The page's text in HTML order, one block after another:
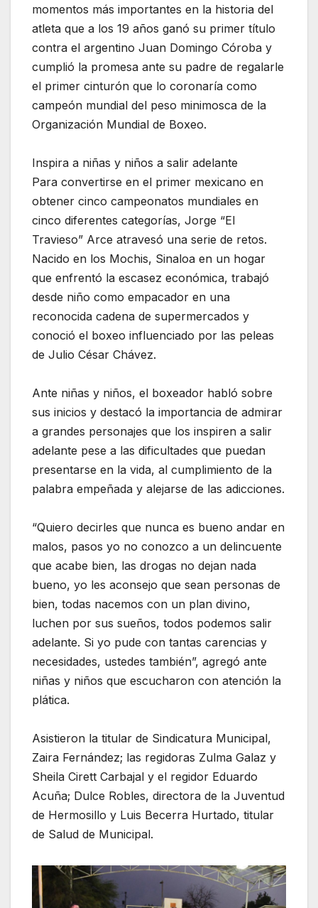
momentos más importantes en la historia del
atleta que a los 19 años ganó su primer título
contra el argentino Juan Domingo Córoba y
cumplió la promesa ante su padre de regalarle
el primer cinturón que lo coronaría como
campeón mundial del peso minimosca de la
Organización Mundial de Boxeo.
Inspira a niñas y niños a salir adelante
Para convertirse en el primer mexicano en
obtener cinco campeonatos mundiales en
cinco diferentes categorías, Jorge “El
Travieso” Arce atravesó una serie de retos.
Nacido en los Mochis, Sinaloa en un hogar
que enfrentó la escasez económica, trabajó
desde niño como empacador en una
reconocida cadena de supermercados y
conoció el boxeo influenciado por las peleas
de Julio César Chávez.
Ante niñas y niños, el boxeador habló sobre
sus inicios y destacó la importancia de admirar
a grandes personajes que los inspiren a salir
adelante pese a las dificultades que puedan
presentarse en la vida, al cumplimiento de la
palabra empeñada y alejarse de las adicciones.
“Quiero decirles que nunca es bueno andar en
malos, pasos yo no conozco a un delincuente
que acabe bien, las drogas no dejan nada
bueno, yo les aconsejo que sean personas de
bien, todas nacemos con un plan divino,
luchen por sus sueños, todos podemos salir
adelante. Si yo pude con tantas carencias y
necesidades, ustedes también”, agregó ante
niñas y niños que escucharon con atención la
plática.
Asistieron la titular de Sindicatura Municipal,
Zaira Fernández; las regidoras Zulma Galaz y
Sheila Cirett Carbajal y el regidor Eduardo
Acuña; Dulce Robles, directora de la Juventud
de Hermosillo y Luis Becerra Hurtado, titular
de Salud de Municipal.